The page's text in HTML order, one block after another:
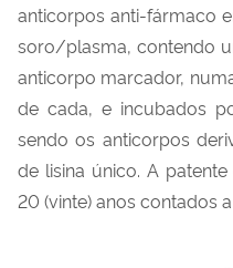
anticorpos anti-fármaco
soro/plasma, contendo
anticorpo marcador,
de cada, e incubados
sendo os anticorpos
de lisina único. A
20 (vinte) anos contados